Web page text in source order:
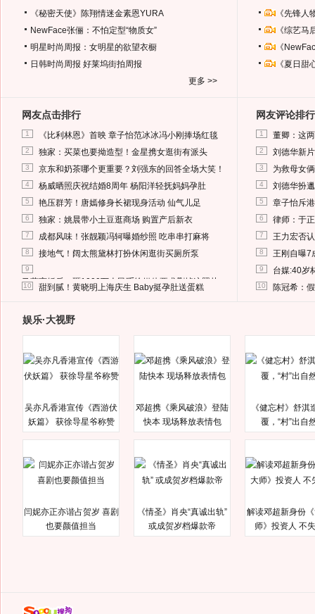
《秘密天使》陈翔情迷金素恩YURA
NewFace张俪：不怕定型“物质女”
明星时尚周报：女明星的欲望衣橱
日韩时尚周报 好莱坞街拍周报
更多 >>
《先锋
《综艺
《
《夏日
网友点击排行
1 《比利林恩》首映 章子怡范冰冰冯小刚捧场红毯
2 独家：买菜也要拗造型！金星携女逛街有派头
3 京东和奶茶哪个更重要？刘强东的回答全场大笑！
4 杨威晒照庆祝结婚8周年 杨阳洋轻抚妈妈孕肚
5 艳压群芳！唐嫣修身长裙现身活动 仙气儿足
6 独家：姚晨带小土豆逛商场 购置产后新衣
7 成都风味！张靓颖冯轲曝婚纱照 吃串串打麻将
8 接地气！阔太熊黛林打扮休闲逛街买厕所泵
9
马蓉离婚后，砸1000万人民币给媒体要求删掉这照片
10 甜到腻！黄晓明上海庆生 Baby挺孕肚送蛋糕
网友评论排行
1 董卿：这
2 刘德华新
3 为救母女
4 刘德华扮
5 章子怡斥
6 律师：于
7 王力宏否
8 王刚自曝7
9 台媒:40岁
10 陈冠希：
娱乐·大视野
吴亦凡香港宣传《西游伏
妖篇》 获徐导星爷称赞
邓超携《乘风破浪》登陆
快本 现场释放表情包
《健忘村》舒淇
覆，“村”出自
闫妮亦正亦谐占贺岁 喜剧
也要颜值担当
《情圣》肖央“真诚出轨”
或成贺岁档爆款帝
解读邓超新身份
师》投资人 不